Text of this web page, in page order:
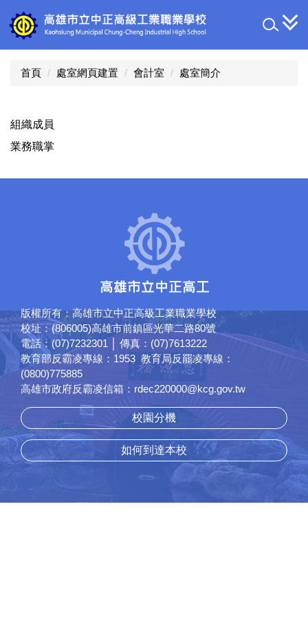
到
主
首頁 處室網頁建置 會計室 處室簡介
組織成員
業務職掌
版權所有：高雄市立中正高級工業職業學校
校址：(806005)高雄市前鎮區光華二路80號
電話：(07)7232301 │ 傳真：(07)7613222
教育部反霸凌專線：1953 教育局反罷凌專線：
(0800)775885
高雄市政府反霸凌信箱：rdec220000@kcg.gov.tw
校園分機
如何到達本校